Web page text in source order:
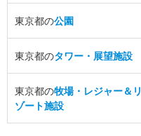
東京都の公園
東京都のタワー・展望施設
東京都の牧場・レジャー＆リ
ゾート施設